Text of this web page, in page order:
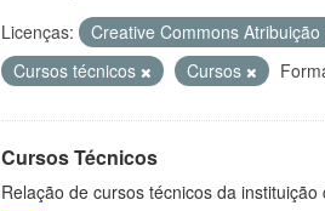
Licenças: Creative Commons Atribuição
Cursos técnicos
Cursos
Cursos Técnicos
Relação de cursos técnicos da